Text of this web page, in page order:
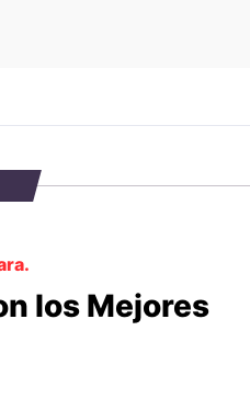
los Mejores